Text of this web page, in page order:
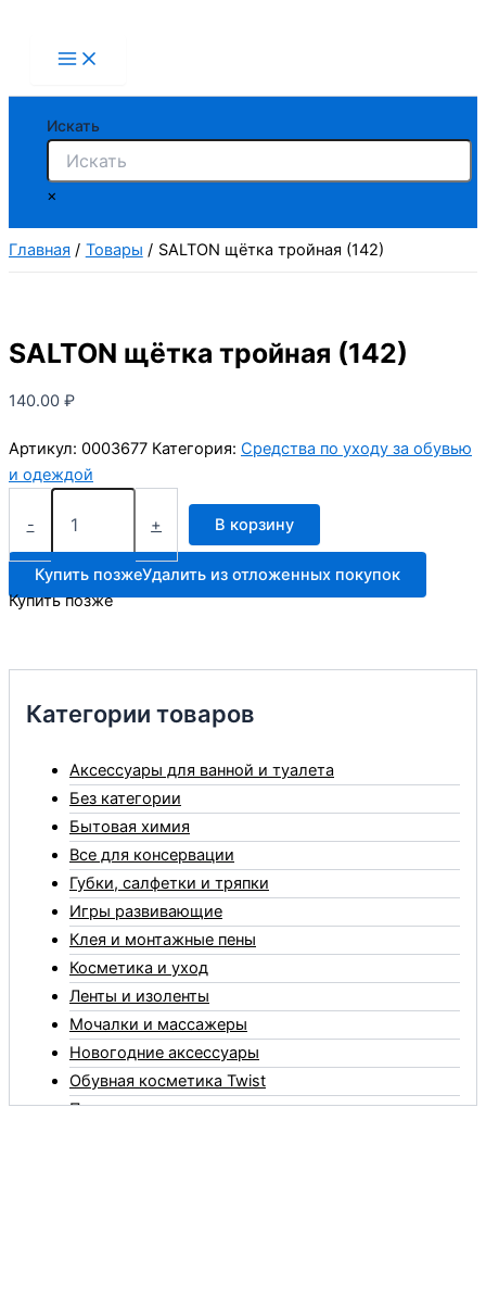
Искать
×
Главная Товары SALTON щётка тройная (142)
Категории товаров
Аксессуары для ванной и туалета
Без категории
Бытовая химия
Все для консервации
Губки, салфетки и тряпки
Игры развивающие
Клея и монтажные пены
Косметика и уход
Ленты и изоленты
Мочалки и массажеры
Новогодние аксессуары
Обувная косметика Twist
Пакеты и мешки
SALTON щётка тройная (142)
140.00 ₽
Артикул: 0003677 Категория: Средства по уходу за обувью
и одеждой
-
Количество
щётка
тройная
(142)
+ В корзину
Купить позжеУдалить из отложенных покупок
Купить позже